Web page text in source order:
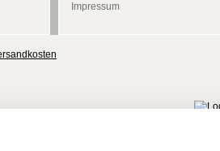
Impressum